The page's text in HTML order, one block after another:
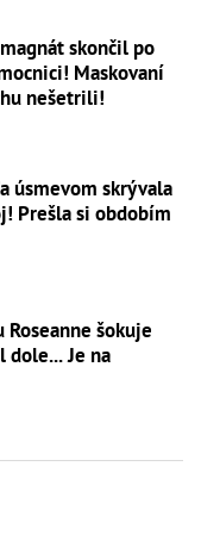
skončil po
Maskovaní
nešetrili!
úsmevom skrývala
Prešla si obdobím
šokuje
Je na